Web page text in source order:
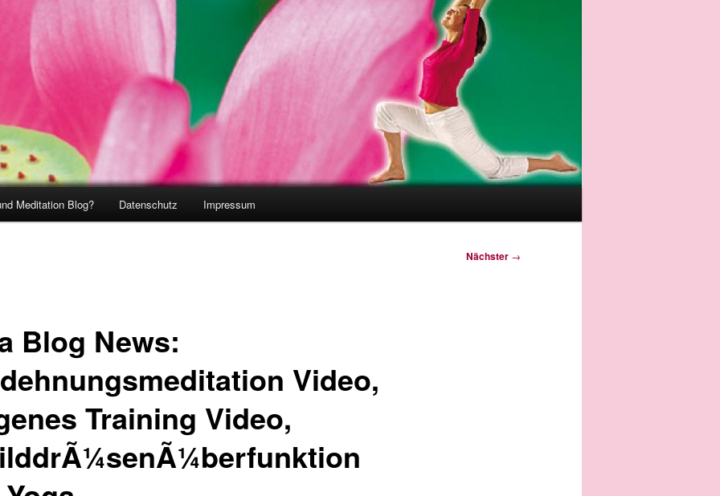
Meditation Blog? Datenschutz Impressum
Nächster →
Blog News:
Video,
Training Video,